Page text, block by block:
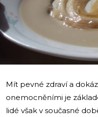
Mít pevné zdraví a
onemocněními je
lidé však v současné